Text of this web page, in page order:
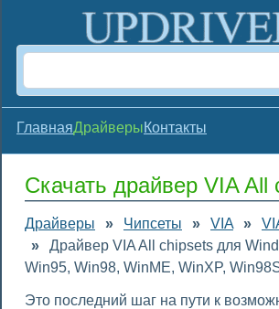
ГлавнаяДрайверыКонтакты
Скачать драйвер VIA All
Драйверы » Чипсеты » VIA »
»
Драйвер VIA All chipsets для
Win95, Win98, WinME, WinXP,
Это последний шаг на пути к